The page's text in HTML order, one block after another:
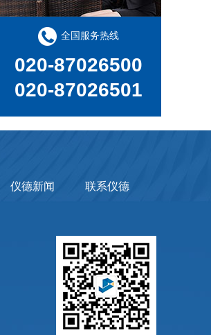
德国斯派克台式直读光谱仪SPECTRO MAXx 电弧/火花OES金属分析仪
全国服务热线
020-87026500
020-87026501
仪德新闻 联系仪德